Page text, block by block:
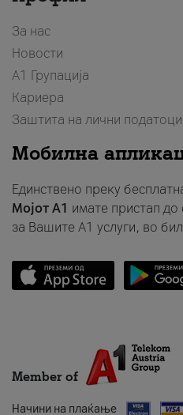
За нас
Новости
А1 Групација
Кариера
Заштита на лични податоци
Мобилна
Единствено преку
Мојот A1 имате пристап
за Вашите A1 услуги, во
Member of
Начини на плаќање